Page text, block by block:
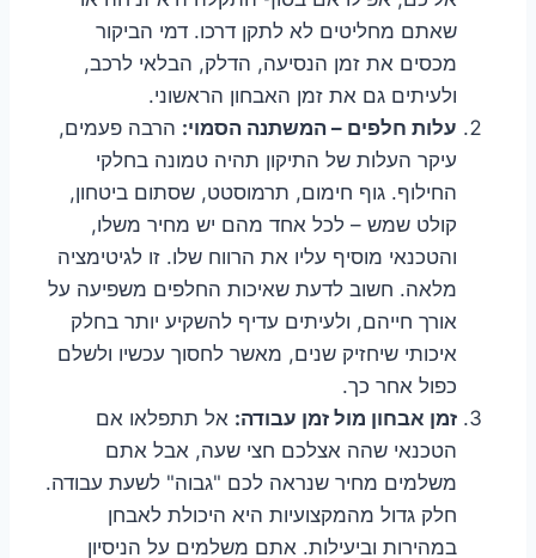
שאתם מחליטים לא לתקן דרכו. דמי הביקור
מכסים את זמן הנסיעה, הדלק, הבלאי לרכב,
ולעיתים גם את זמן האבחון הראשוני.
עלות חלפים – המשתנה הסמוי: הרבה פעמים,
עיקר העלות של התיקון תהיה טמונה בחלקי
החילוף. גוף חימום, תרמוסטט, שסתום ביטחון,
קולט שמש – לכל אחד מהם יש מחיר משלו,
והטכנאי מוסיף עליו את הרווח שלו. זו לגיטימציה
מלאה. חשוב לדעת שאיכות החלפים משפיעה על
אורך חייהם, ולעיתים עדיף להשקיע יותר בחלק
איכותי שיחזיק שנים, מאשר לחסוך עכשיו ולשלם
כפול אחר כך.
זמן אבחון מול זמן עבודה: אל תתפלאו אם
הטכנאי שהה אצלכם חצי שעה, אבל אתם
משלמים מחיר שנראה לכם "גבוה" לשעת עבודה.
חלק גדול מהמקצועיות היא היכולת לאבחן
במהירות וביעילות. אתם משלמים על הניסיון